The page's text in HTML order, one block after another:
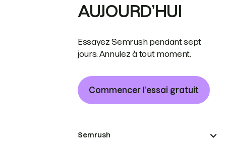
AUJOURD’HUI
Essayez Semrush pendant sept
jours. Annulez à tout moment.
Commencer l’essai gratuit
Semrush